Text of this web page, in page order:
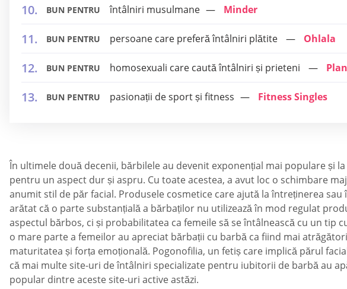
BUN PENTRU întâlniri musulmane Minder
BUN PENTRU persoane care preferă întâlniri plătite Ohlala
BUN PENTRU homosexuali care caută întâlniri și prieteni
BUN PENTRU pasionații de sport și fitness Fitness Singles
În ultimele două decenii, bărbilele au devenit exponențial mai populare și
pentru un aspect dur și aspru. Cu toate acestea, a avut loc o schimbare
anumit stil de păr facial. Produsele cosmetice care ajută la întreținerea
arătat că o parte substanțială a bărbaților nu utilizează în mod regulat
aspectul bărbos, ci și probabilitatea ca femeile să se întâlnească cu un
o mare parte a femeilor au apreciat bărbații cu barbă ca fiind mai
maturitatea și forța emoțională. Pogonofilia, un fetiș care implică părul
că mai multe site-uri de întâlniri specializate pentru iubitorii de barbă au
popular dintre aceste site-uri active astăzi.